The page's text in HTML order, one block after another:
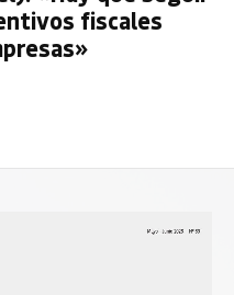
fiscales